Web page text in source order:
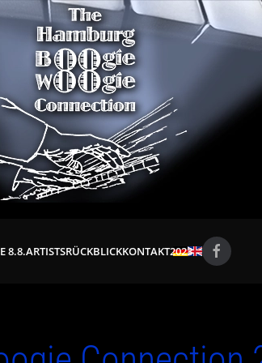
8.8.ARTISTSRÜCKBLICKKONTAKT2023